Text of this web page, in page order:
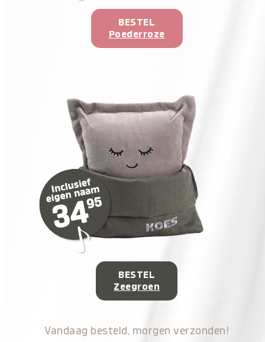
BESTEL
Poederroze
BESTEL
Zeegroen
Vandaag besteld, morgen verzonden!